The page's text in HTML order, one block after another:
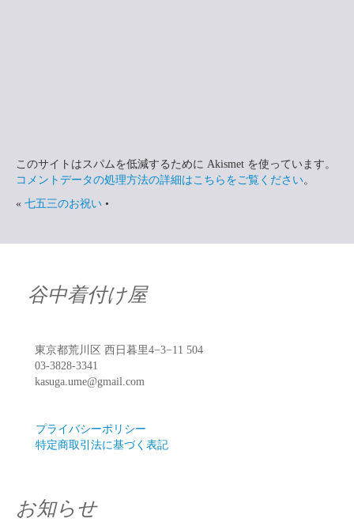
このサイトはスパムを低減するために Akismet を使っています。
コメントデータの処理方法の詳細はこちらをご覧ください。
« 七五三のお祝い •
谷中着付け屋
東京都荒川区 西日暮里4−3−11 504
03-3828-3341
kasuga.ume@gmail.com
プライバシーポリシー
特定商取引法に基づく表記
お知らせ